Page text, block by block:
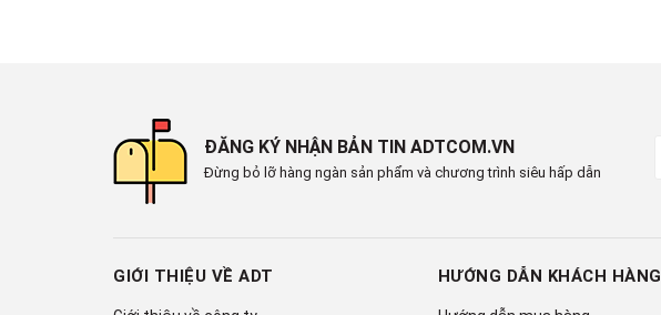
ĐĂNG KÝ NHẬN BẢN TIN ADTCOM.VN
Đừng bỏ lỡ hàng ngàn sản phẩm và chương trình siêu hấp dẫn
GIỚI THIỆU VỀ ADT HƯỚNG DẪN KHÁCH HÀNG